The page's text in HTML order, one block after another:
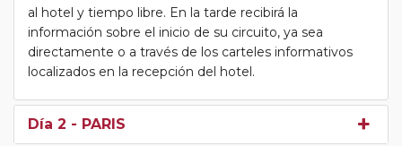
al hotel y tiempo libre. En la tarde recibirá la
información sobre el inicio de su circuito, ya sea
directamente o a través de los carteles informativos
localizados en la recepción del hotel.
Día 2 - PARIS